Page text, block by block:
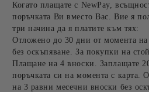
Когато плащате с NewPay,
поръчката Ви вместо Вас. Вие я
три начина да я платите към тях:
Отложено до 30 дни от момента
без оскъпяване. За покупки на
Плащане на 4 вноски. Заплащате
поръчката си на момента с карта.
на 3 равни месечни вноски без